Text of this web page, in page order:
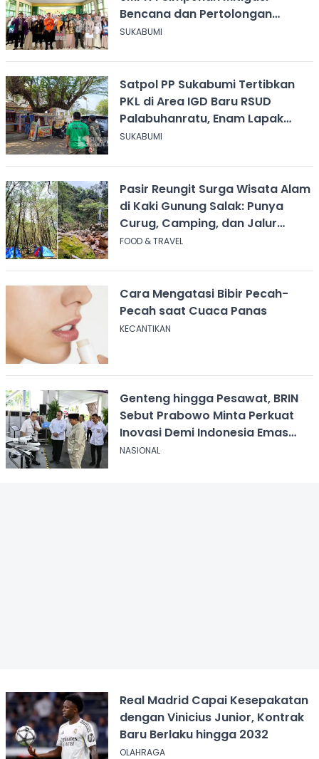
Bencana dan Pertolongan
Psikologis
SUKABUMI
Satpol PP Sukabumi Tertibkan
PKL di Area IGD Baru RSUD
Palabuhanratu, Enam Lapak
Dibongkar Mandiri
SUKABUMI
Pasir Reungit Surga Wisata Alam
di Kaki Gunung Salak: Punya
Curug, Camping, dan Jalur
Pendakian
FOOD & TRAVEL
Cara Mengatasi Bibir Pecah-
Pecah saat Cuaca Panas
KECANTIKAN
Genteng hingga Pesawat, BRIN
Sebut Prabowo Minta Perkuat
Inovasi Demi Indonesia Emas
2045
NASIONAL
Real Madrid Capai Kesepakatan
dengan Vinicius Junior, Kontrak
Baru Berlaku hingga 2032
OLAHRAGA